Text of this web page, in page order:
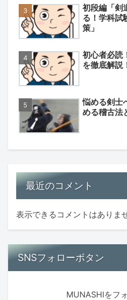
初段編「剣
る！学科試
策」
初心者必読
を徹底解説
悩める剣士
める稽古法
最近のコメント
表示できるコメントはありま
SNSフォローボタン
MUNASHIをフ